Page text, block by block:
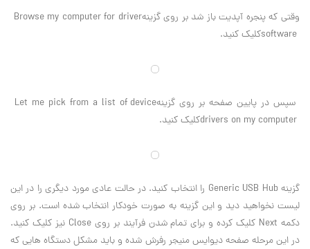
وقتی که پنجره آپدیت باز شد بر روی گزینهBrowse my computer for driver
softwareکلیک کنید.
سپس در پایین صفحه بر روی گزینهLet me pick from a list of device
drivers on my computerکلیک کنید.
گزینهGeneric USB Hub را انتخاب کنید. در حالت عادی مورد دیگری را در این
لیست نخواهید دید و این گزینه به صورت خودکار انتخاب شده است. بر روی
دکمهNext کلیک کرده و برای تمام شدن فرآیند بر روی Closeنیز کلیک کنید.
در این مرحله صفحه دیوایس منیجر رفرش شده و باید مشکل دستگاه هایی که